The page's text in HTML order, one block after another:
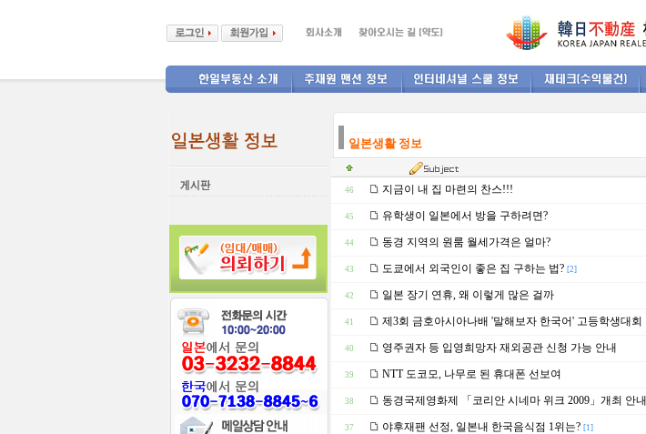
일본생활 정보
46 지금이 내 집 마련의 찬스!!!
45 유학생이 일본에서 방을 구하려면?
44 동경 지역의 원룸 월세가격은 얼마?
43 도쿄에서 외국인이 좋은 집 구하는 법? [2]
42 일본 장기 연휴, 왜 이렇게 많은 걸까
41 제3회 금호아시아나배 '말해보자 한국어' 고등학생대회
40 영주권자 등 입영희망자 재외공관 신청 가능 안내
39 NTT 도코모, 나무로 된 휴대폰 선보여
38 동경국제영화제 「코리안 시네마 위크 2009」개최 안내
37 야후재팬 선정, 일본내 한국음식점 1위는? [1]